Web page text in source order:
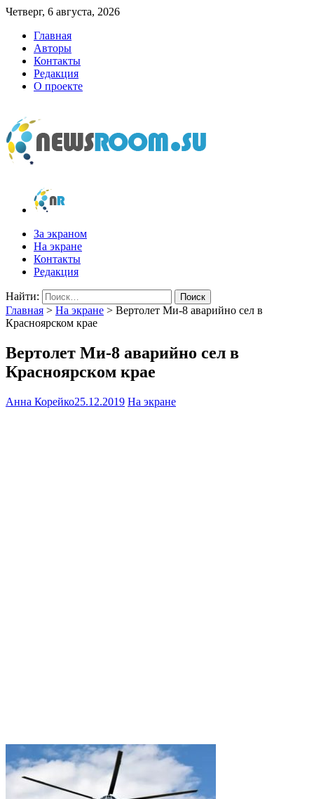
Четверг, 6 августа, 2026
Главная
Авторы
Контакты
Редакция
О проекте
newsroom.su
Новости о новостях
За экраном
На экране
Контакты
Редакция
Найти:
Главная > На экране > Вертолет Ми-8 аварийно сел в
Красноярском крае
Вертолет Ми-8 аварийно сел в
Красноярском крае
Анна Корейко25.12.2019 На экране